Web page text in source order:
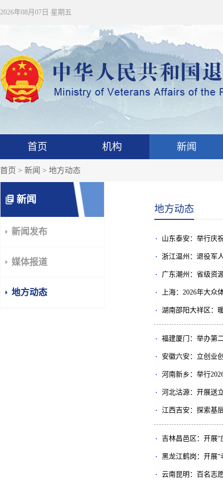
2026年08月07日 星期五
首页 机构 新闻
首页 > 新闻 > 地方动态
新闻
新闻发布
媒体报道
地方动态
地方动态
山东泰安：举行庆
浙江温州：退役军
广东潮州：省级资
上海：2026年大
湖南邵阳大祥区：
福建厦门：举办第
安徽六安：立创业
河南新乡：举行
河北沽源：开展送
江西吉安：探索基
吉林昌邑区：开展“
黑龙江鹤岗：开展“
云南昆明：百名志